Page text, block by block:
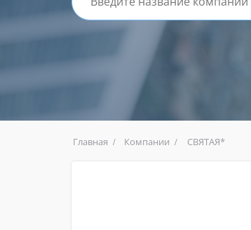
Главная Компании СВЯТАЯ*